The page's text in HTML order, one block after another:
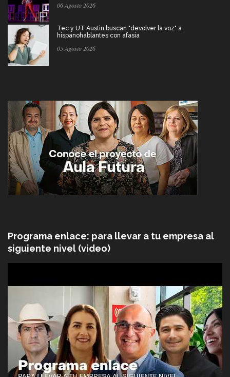
06 Agosto 2026
Tec y UT Austin buscan "devolver la voz" a
hispanohablantes con afasia
05 Agosto 2026
Programa enlace: para llevar a tu empresa al
siguiente nivel (video)